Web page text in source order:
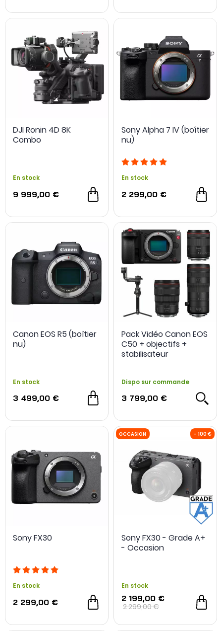
DJI Ronin 4D 8K
Combo
En stock
9 999,00 €
Sony Alpha 7 IV (boîtier
nu)
En stock
2 299,00 €
Canon EOS R5 (boîtier
nu)
En stock
3 499,00 €
Pack Vidéo Canon EOS
C50 + objectifs +
stabilisateur
Dispo sur commande
3 799,00 €
Sony FX30
En stock
2 299,00 €
Sony FX30 - Grade A+
- Occasion
En stock
2 199,00 €
2 299,00 €